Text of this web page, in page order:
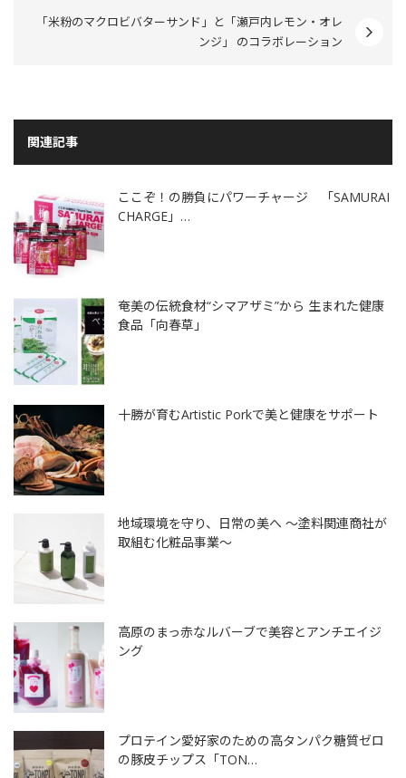
「米粉のマクロビバターサンド」と「瀬戸内レモン・オレ
ンジ」 のコラボレーション
関連記事
ここぞ！の勝負にパワーチャージ 「SAMURAI
CHARGE」…
奄美の伝統食材“シマアザミ”から 生まれた健康
食品「向春草」
十勝が育むArtistic Porkで美と健康をサポート
地域環境を守り、日常の美へ ～塗料関連商社が
取組む化粧品事業～
高原のまっ赤なルバーブで美容とアンチエイジ
ング
プロテイン愛好家のための高タンパク糖質ゼロ
の豚皮チップス「TON…